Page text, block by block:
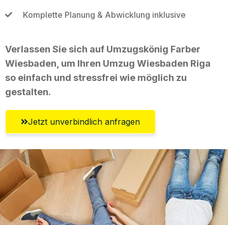
Komplette Planung & Abwicklung inklusive
Verlassen Sie sich auf Umzugskönig Farber
Wiesbaden, um Ihren Umzug Wiesbaden Riga
so einfach und stressfrei wie möglich zu
gestalten.
Jetzt unverbindlich anfragen